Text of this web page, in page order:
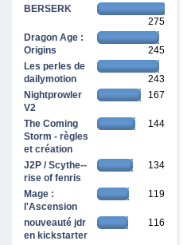
BERSERK
275
Dragon Age :
Origins
245
Les perles de
dailymotion
243
Nightprowler
V2
167
The Coming
Storm - règles
et création
144
J2P / Scythe--
rise of fenris
134
Mage :
l'Ascension
119
nouveauté jdr
en kickstarter
116